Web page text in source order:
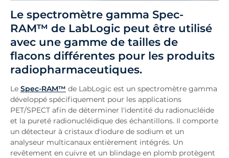
Le spectromètre gamma Spec-
RAM™ de LabLogic peut être utilisé
avec une gamme de tailles de
flacons différentes pour les produits
radiopharmaceutiques.
Le Spec-RAM™ de LabLogic est un spectromètre gamma
développé spécifiquement pour les applications
PET/SPECT afin de déterminer l'identité du radionucléide
et la pureté radionucléidique des échantillons. Il comporte
un détecteur à cristaux d'iodure de sodium et un
analyseur multicanaux entièrement intégrés. Un
revêtement en cuivre et un blindage en plomb protègent